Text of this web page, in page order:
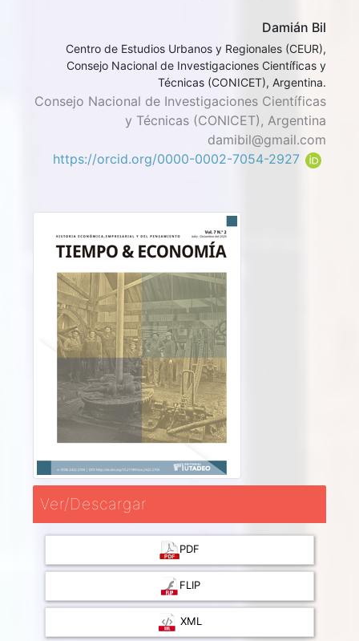
Damián Bil
Centro de Estudios Urbanos y Regionales (CEUR),
Consejo Nacional de Investigaciones Científicas y
Técnicas (CONICET), Argentina.
Consejo Nacional de Investigaciones Científicas
y Técnicas (CONICET), Argentina
damibil@gmail.com
https://orcid.org/0000-0002-7054-2927
Ver/Descargar
PDF
FLIP
XML